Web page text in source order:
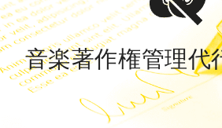
音楽著作権管理代